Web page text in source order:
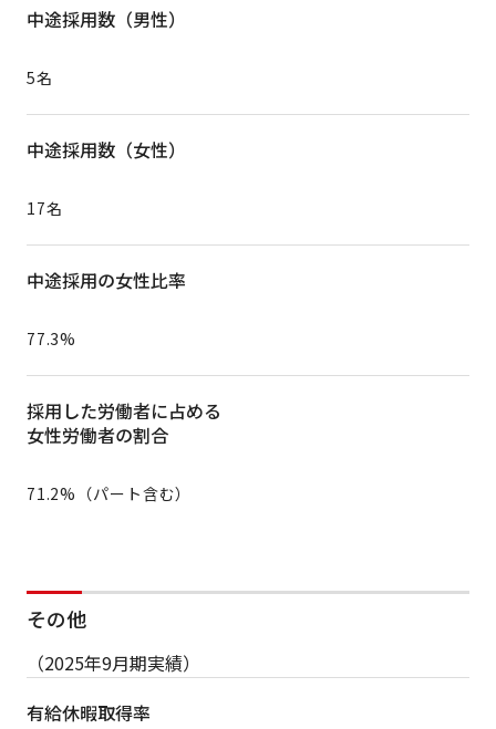
中途採用数（男性）
5名
中途採用数（女性）
17名
中途採用の女性比率
77.3%
採用した労働者に占める
女性労働者の割合
71.2%（パート含む）
その他
（2025年9月期実績）
有給休暇取得率